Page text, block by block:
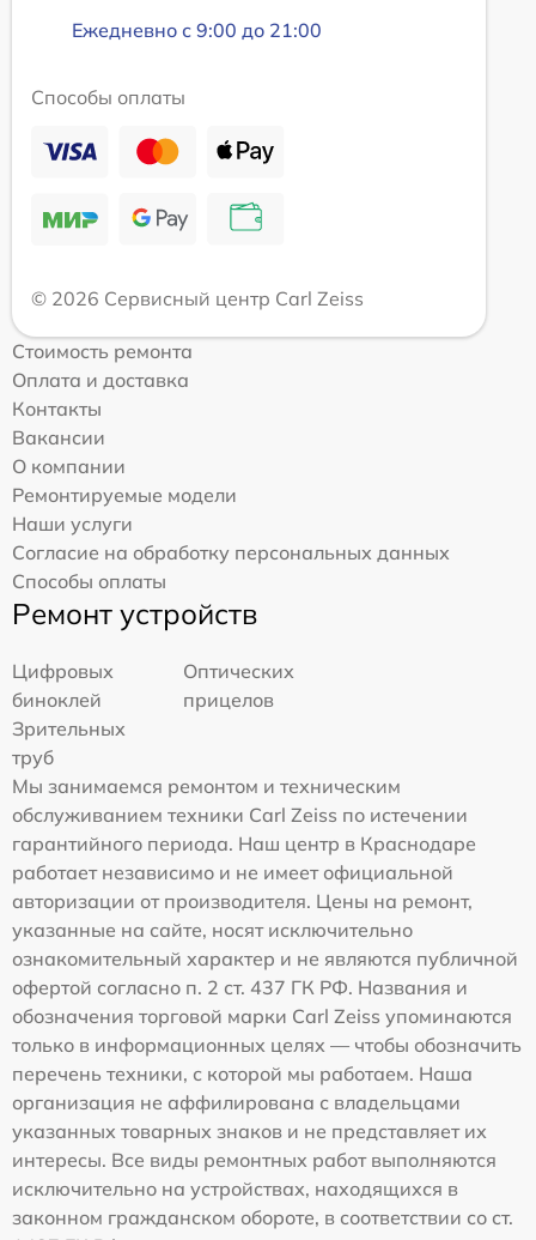
Ежедневно с 9:00 до 21:00
Способы оплаты
© 2026 Сервисный центр Carl Zeiss
Стоимость ремонта
Оплата и доставка
Контакты
Вакансии
О компании
Ремонтируемые модели
Наши услуги
Согласие на обработку персональных данных
Способы оплаты
Ремонт устройств
Цифровых
биноклей
Оптических
прицелов
Зрительных
труб
Мы занимаемся ремонтом и техническим
обслуживанием техники Carl Zeiss по истечении
гарантийного периода. Наш центр в Краснодаре
работает независимо и не имеет официальной
авторизации от производителя. Цены на ремонт,
указанные на сайте, носят исключительно
ознакомительный характер и не являются публичной
офертой согласно п. 2 ст. 437 ГК РФ. Названия и
обозначения торговой марки Carl Zeiss упоминаются
только в информационных целях — чтобы обозначить
перечень техники, с которой мы работаем. Наша
организация не аффилирована с владельцами
указанных товарных знаков и не представляет их
интересы. Все виды ремонтных работ выполняются
исключительно на устройствах, находящихся в
законном гражданском обороте, в соответствии со ст.